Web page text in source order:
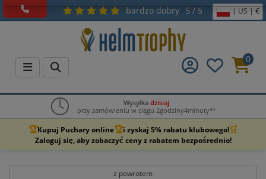
bardzo dobry 5 / 5 | US | €
0
Wysyłka dzisiaj
przy zamówieniu w ciągu 2godziny4minuty*¹
🏆Kupuj Puchary online🏆i zyskaj 5% rabatu klubowego!🛒
Zaloguj się, aby zobaczyć ceny z rabatem bezpośrednio!
z powrotem